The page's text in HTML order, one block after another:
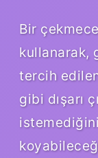
Bir
kullanarak,
tercih
gibi dışarı